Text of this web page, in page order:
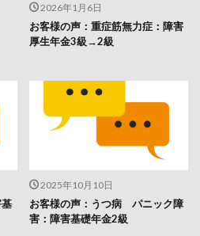
2026年1月6日
お客様の声：重症筋無力症：障害
厚生年金3級→2級
2025年10月10日
お客様の声：うつ病 パニック障
害：障害基礎年金2級